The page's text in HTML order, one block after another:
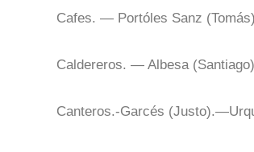
Cafes. — Portóles Sanz
Caldereros. — Albesa
Canteros.-Garcés